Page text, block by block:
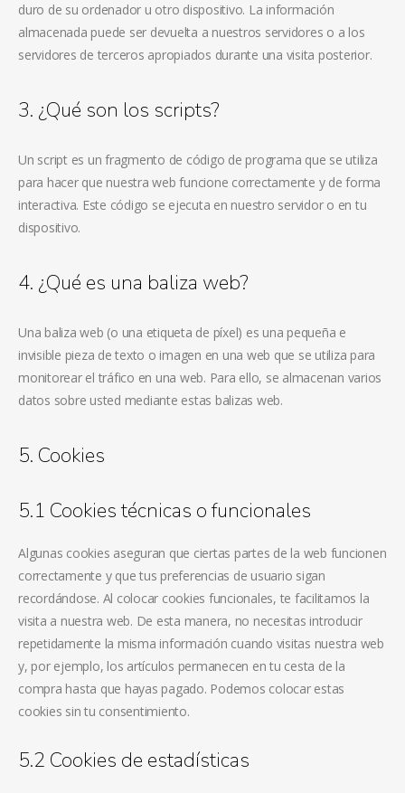
duro de su ordenador u otro dispositivo. La información
almacenada puede ser devuelta a nuestros servidores o a los
servidores de terceros apropiados durante una visita posterior.
3. ¿Qué son los scripts?
Un script es un fragmento de código de programa que se utiliza
para hacer que nuestra web funcione correctamente y de forma
interactiva. Este código se ejecuta en nuestro servidor o en tu
dispositivo.
4. ¿Qué es una baliza web?
Una baliza web (o una etiqueta de píxel) es una pequeña e
invisible pieza de texto o imagen en una web que se utiliza para
monitorear el tráfico en una web. Para ello, se almacenan varios
datos sobre usted mediante estas balizas web.
5. Cookies
5.1 Cookies técnicas o funcionales
Algunas cookies aseguran que ciertas partes de la web funcionen
correctamente y que tus preferencias de usuario sigan
recordándose. Al colocar cookies funcionales, te facilitamos la
visita a nuestra web. De esta manera, no necesitas introducir
repetidamente la misma información cuando visitas nuestra web
y, por ejemplo, los artículos permanecen en tu cesta de la
compra hasta que hayas pagado. Podemos colocar estas
cookies sin tu consentimiento.
5.2 Cookies de estadísticas